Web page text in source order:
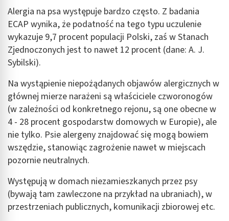
Alergia na psa występuje bardzo często. Z badania
ECAP wynika, że podatność na tego typu uczulenie
wykazuje 9,7 procent populacji Polski, zaś w Stanach
Zjednoczonych jest to nawet 12 procent (dane: A. J.
Sybilski).
Na wystąpienie niepożądanych objawów alergicznych w
głównej mierze narażeni są właściciele czworonogów
(w zależności od konkretnego rejonu, są one obecne w
4 - 28 procent gospodarstw domowych w Europie), ale
nie tylko. Psie alergeny znajdować się mogą bowiem
wszędzie, stanowiąc zagrożenie nawet w miejscach
pozornie neutralnych.
Występują w domach niezamieszkanych przez psy
(bywają tam zawleczone na przykład na ubraniach), w
przestrzeniach publicznych, komunikacji zbiorowej etc.